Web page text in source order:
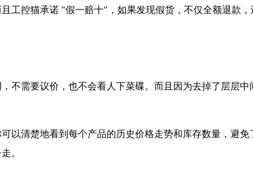
工控猫承诺 "假一赔十"，如果发现假货，不仅全额退款
不需要议价，也不会看人下菜碟。而且因为去掉了层层
以清楚地看到每个产品的历史价格走势和库存数量，避
。